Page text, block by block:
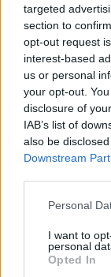
targeted
section to
opt-out request
interest-based
us or personal
your opt-out.
disclosure of
IAB’s list of
also be
Downstream
Please note
not limited to
grant or deny
use your data
Personal
I want to
personal
Opted In
Kövess